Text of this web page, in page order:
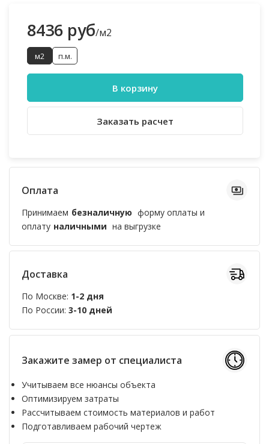
8436 руб/м2
м2 п.м.
В корзину
Заказать расчет
Оплата
Принимаем безналичную форму оплаты и
оплату наличными на выгрузке
Доставка
По Москве: 1-2 дня
По России: 3-10 дней
Закажите замер от специалиста
Учитываем все нюансы объекта
Оптимизируем затраты
Рассчитываем стоимость материалов и работ
Подготавливаем рабочий чертеж